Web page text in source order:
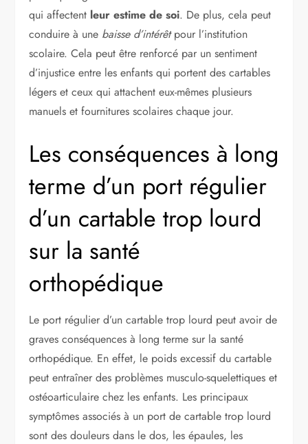
qui affectent leur estime de soi. De plus, cela peut
conduire à une baisse d’intérêtpour l’institution
scolaire. Cela peut être renforcé par un sentiment
d’injustice entre les enfants qui portent des cartables
légers et ceux qui attachent eux-mêmes plusieurs
manuels et fournitures scolaires chaque jour.
Les conséquences à long
terme d’un port régulier
d’un cartable trop lourd
sur la santé
orthopédique
Le port régulier d’un cartable trop lourd peut avoir de
graves conséquences à long terme sur la santé
orthopédique. En effet, le poids excessif du cartable
peut entraîner des problèmes musculo-squelettiques et
ostéoarticulaire chez les enfants. Les principaux
symptômes associés à un port de cartable trop lourd
sont des douleurs dans le dos, les épaules, les